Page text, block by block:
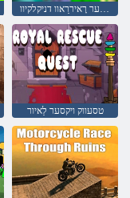
ויקסער רָאיררַאוו דניקלקיוו
טסעווק ויקסער לַאיור